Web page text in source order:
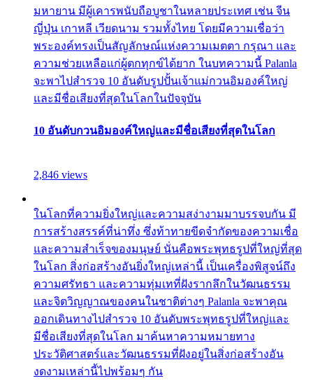
มหายาน มีผู้เคารพนับถือบูชาในหลายประเทศ เช่น จีน
ญี่ปุ่น เกาหลี เวียดนาม รวมทั้งไทย โดยมีความเชื่อว่า
พระองค์ทรงเป็นสัญลักษณ์แห่งความเมตตา กรุณา และ
ความช่วยเหลือแก่ผู้ตกทุกข์ได้ยาก ในบทความนี้ Palanla
จะพาไปสำรวจ 10 อันดับรูปปั้นเจ้าแม่กวนอิมองค์ใหญ่
และมีชื่อเสียงที่สุดในโลกในปัจจุบัน
10 อันดับกวนอิมองค์ใหญ่และมีชื่อเสียงที่สุดในโลก
2,846 views
ในโลกที่ความยิ่งใหญ่และความสง่างามมาบรรจบกัน มี
การสร้างสรรค์ที่น่าทึ่ง ซึ่งท้าทายขีดจำกัดของความเชื่อ
และความสำเร็จของมนุษย์ นั่นคือพระพุทธรูปที่ใหญ่ที่สุด
ในโลก สิ่งก่อสร้างอันยิ่งใหญ่เหล่านี้ เป็นเครื่องพิสูจน์ถึง
ความศรัทธา และความทุ่มเทที่ฝังรากลึกในวัฒนธรรม
และจิตวิญญาณของคนในชาติต่างๆ Palanla จะพาคุณ
ออกเดินทางไปสำรวจ 10 อันดับพระพุทธรูปที่ใหญ่และ
มีชื่อเสียงที่สุดในโลก มาค้นหาความหมายทาง
ประวัติศาสตร์และวัฒนธรรมที่ฝังอยู่ในสิ่งก่อสร้างอัน
งดงามเหล่านี้ไปพร้อมๆ กัน